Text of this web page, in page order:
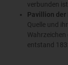
verbunden
Pavillion der
Quelle und
entstand